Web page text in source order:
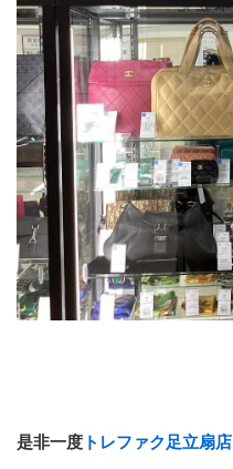
是非一度 トレファク足立扇店